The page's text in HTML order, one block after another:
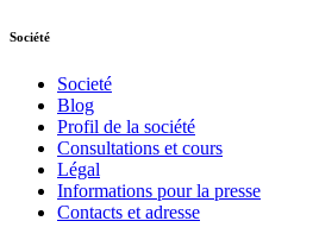
Société
Societé
Blog
Profil de la société
Consultations et cours
Légal
Informations pour la presse
Contacts et adresse